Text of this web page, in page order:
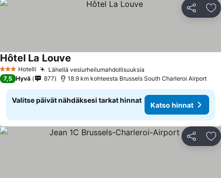
Jaa
3 Tähtiluokitus
Hotelli Lähellä vesiurheilumahdollisuuksia
Hôtel La Louve
7,5 Hyvä 877 18.9 km kohteesta Brussels South Charleroi Airport
Valitse päivät nähdäksesi tarkat hinnat
Katso hinnat
Jaa